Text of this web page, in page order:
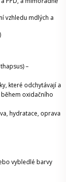
vzhledu mdlých a
–
které odchytávají a
oxidačního
hydratace, oprava
vybledlé barvy